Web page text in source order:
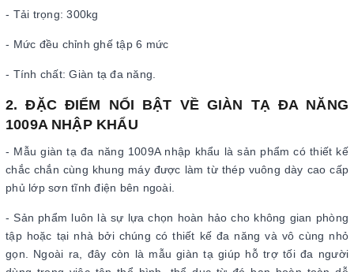
- Tải trọng: 300kg
- Mức đều chỉnh ghế tập 6 mức
- Tính chất: Giàn tạ đa năng.
2. ĐẶC ĐIỂM NỔI BẬT VỀ GIÀN TẠ ĐA NĂNG
1009A NHẬP KHẨU
- Mẫu giàn tạ đa năng 1009A nhập khẩu là sản phẩm có thiết kế
chắc chắn cùng khung máy được làm từ thép vuông dày cao cấp
phủ lớp sơn tĩnh điện bên ngoài.
- Sản phẩm luôn là sự lựa chọn hoàn hảo cho không gian phòng
tập hoặc tại nhà bởi chúng có thiết kế đa năng và vô cùng nhỏ
gọn. Ngoài ra, đây còn là mẫu giàn tạ giúp hỗ trợ tối đa người